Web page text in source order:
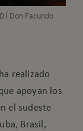
Don Facundo
realizado
apoyan los
el sudeste
Brasil,